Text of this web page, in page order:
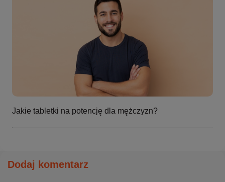
Jakie tabletki na potencję dla mężczyzn?
Dodaj komentarz